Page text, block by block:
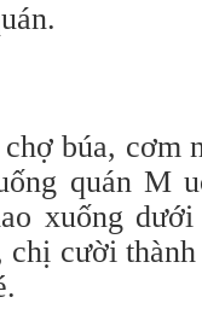
búa, cơm
quán M
xuống
cười